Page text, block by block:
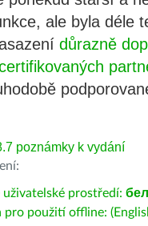
ale byla déle
důrazně
poznámky k vydání
uživatelské prostředí:
pro použití offline: